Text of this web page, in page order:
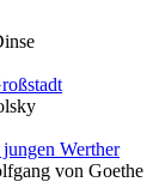
Werther
von Goethe